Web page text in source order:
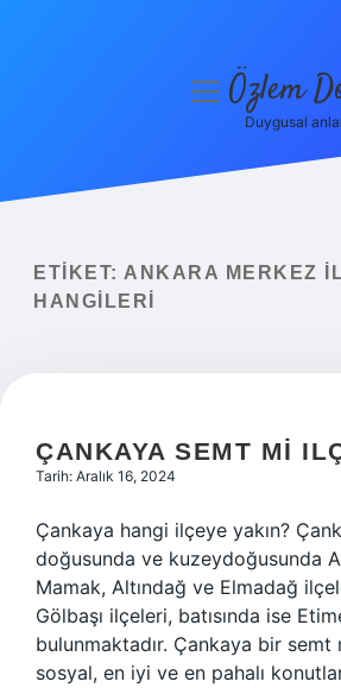
Yasal Uyarı
menüyüÖzlem
Duygusal
ETIKET: ANKARA MERKEZ
HANGILERI
ÇANKAYA SEMT MI
Tarih: Aralık 16, 2024
Çankaya hangi ilçeye yakın?
doğusunda ve kuzeydoğusunda
Mamak, Altındağ ve Elmadağ
Gölbaşı ilçeleri, batısında ise
bulunmaktadır. Çankaya bir semt
sosyal, en iyi ve en pahalı